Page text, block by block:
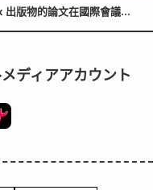
版物的論文在國際會議上
ディアアカウント